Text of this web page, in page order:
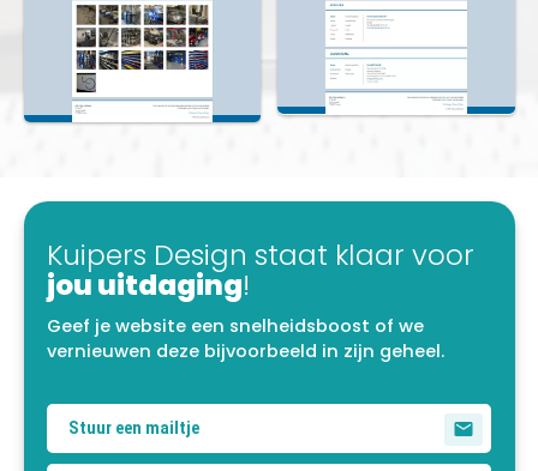
Kuipers Design staat klaar voor
jou uitdaging!
Geef je website een snelheidsboost of we
vernieuwen deze bijvoorbeeld in zijn geheel.
Stuur een mailtje